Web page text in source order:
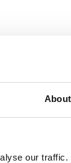
About
our traffic.